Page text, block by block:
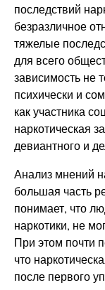
последствий
безразличное
тяжелые
для всего
зависимость не
психически и
как участника
наркотическая
девиантного и
Анализ мнений
большая часть
понимает, что
наркотики, не
При этом почти
что
после первого